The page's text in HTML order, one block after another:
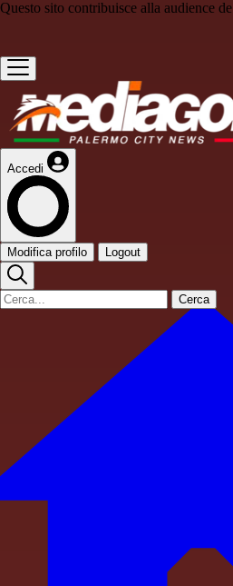
Questo sito contribuisce alla audience de
Accedi
Modifica profilo Logout
Cerca